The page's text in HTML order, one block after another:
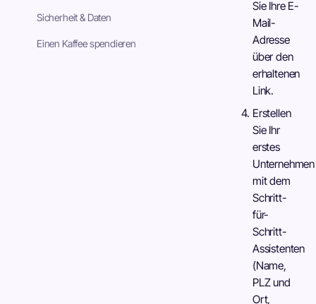
Sicherheit & Daten
Einen Kaffee spendieren
Sie Ihre E-
Mail-
Adresse
über den
erhaltenen
Link.
Erstellen
Sie Ihr
erstes
Unternehmen
mit dem
Schritt-
für-
Schritt-
Assistenten
(Name,
PLZ und
Ort,